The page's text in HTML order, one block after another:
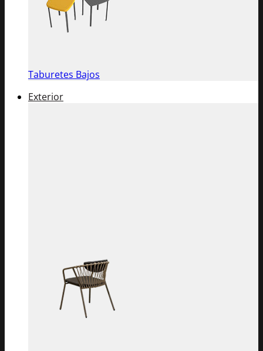
Taburetes Bajos
Exterior